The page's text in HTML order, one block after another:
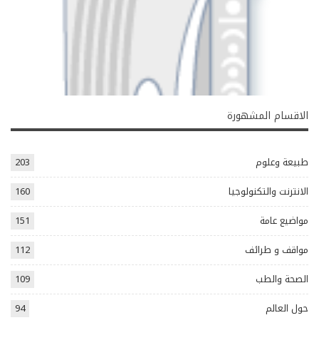
الاقسام المشهورة
طبيعة وعلوم
203
الانترنت والتكنولوجيا
160
مواضيع عامة
151
مواقف و طرائف
112
الصحة والطب
109
حول العالم
94